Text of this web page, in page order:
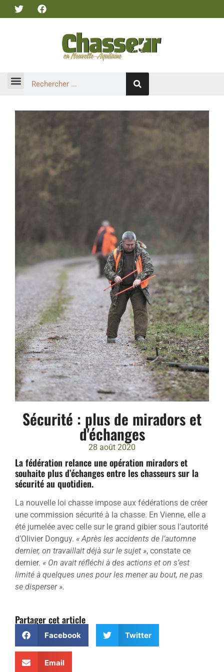
Sécurité : plus de miradors et
d'échanges
28 août 2020
La fédération relance une opération miradors et
souhaite plus d’échanges entre les chasseurs sur la
sécurité au quotidien.
La nouvelle loi chasse impose aux fédérations de créer
une commission sécurité à la chasse. En Vienne, elle a
été jumelée avec celle sur le grand gibier sous l’autorité
d’Olivier Donguy. « Après les accidents de l’automne
dernier, on travaillait déjà sur le sujet », constate ce
dernier. « On avait réfléchi à des actions et on s’est
limité à quelques unes pour les mener au bout, ne pas
se disperser ».
Partager cet article
Facebook Twitter
Email